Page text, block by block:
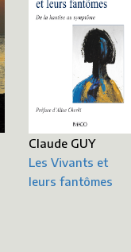
Claude GUY
Les Vivants et
leurs fantômes